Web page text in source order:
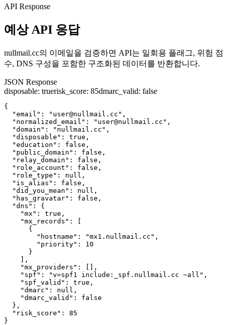
API Response
예상 API 응답
nullmail.cc의 이메일을 검증하면 API는 일회용 플래그, 위험 점
수, DNS 구성을 포함한 구조화된 데이터를 반환합니다.
JSON Response
disposable: truerisk_score: 85dmarc_valid: false
{
  "email": "user@nullmail.cc",
  "normalized_email": "user@nullmail.cc",
  "domain": "nullmail.cc",
  "disposable": true,
  "education": false,
  "public_domain": false,
  "relay_domain": false,
  "role_account": false,
  "role_type": null,
  "is_alias": false,
  "did_you_mean": null,
  "has_gravatar": false,
  "dns": {
    "mx": true,
    "mx_records": [
      {
        "hostname": "mx1.nullmail.cc",
        "priority": 10
      }
    ],
    "mx_providers": [],
    "spf": "v=spf1 include:_spf.nullmail.cc ~all",
    "spf_valid": true,
    "dmarc": null,
    "dmarc_valid": false
  },
  "risk_score": 85
}